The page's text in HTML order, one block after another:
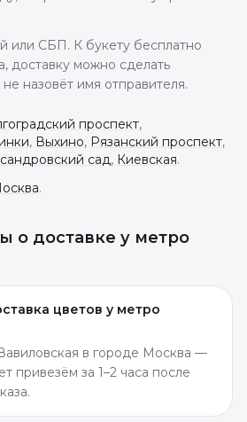
или СБП. К букету бесплатно
доставку можно сделать
назовёт имя отправителя.
проспект,
, Выхино, Рязанский проспект,
сад, Киевская.
.
о доставке у метро
цветов у метро
в городе Москва —
привезём за 1–2 часа после